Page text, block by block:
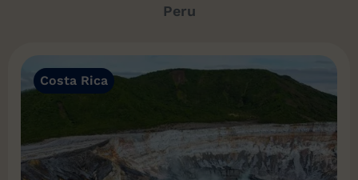
Peru
Costa Rica